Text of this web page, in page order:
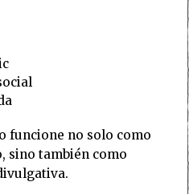
funcione no solo como
sino también como